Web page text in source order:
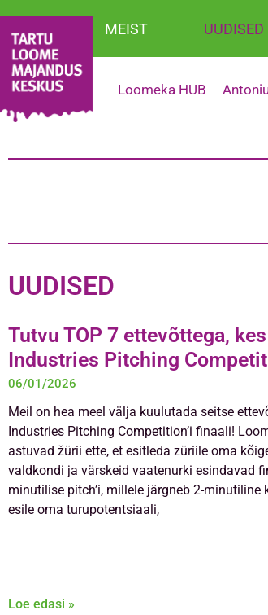
MEIST UUDISED
Loomeka HUB
UUDISED
Tutvu TOP 7 ettevõttega,
Industries Pitching
06/01/2026
Meil on hea meel välja kuulutada seitse
Industries Pitching Competition’i finaali!
astuvad žürii ette, et esitleda züriile oma
valdkondi ja värskeid vaatenurki esindavad
minutilise pitch’i, millele järgneb 2-minutiline
esile oma turupotentsiaali,
Loe edasi »